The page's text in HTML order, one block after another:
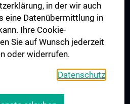
in der wir auch
eine Datenübermittlung in
Ihre Cookie-
Sie auf Wunsch jederzeit
oder widerrufen.
Datenschutz